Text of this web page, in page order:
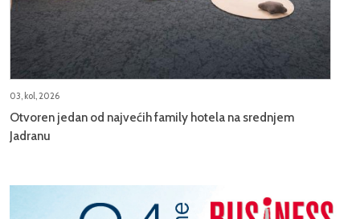
03, kol, 2026
Otvoren jedan od najvećih family hotela na srednjem
Jadranu